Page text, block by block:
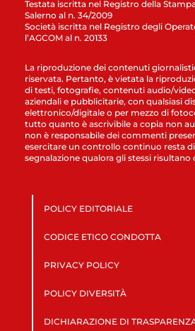
Testata iscritta nel Registro della
Salerno al n. 34/2009
Società iscritta nel Registro degli
l’AGCOM al n. 20133
La riproduzione dei contenuti
riservata. Pertanto, è vietata la
di testi, fotografie, contenuti audio/
aziendali e pubblicitarie, con qualsiasi
elettronico/digitale o per mezzo di
tutto quanto è ascrivibile a copia non
non è responsabile dei commenti
esercitare un controllo continuo resta
segnalazione qualora gli stessi risultano
POLICY EDITORIALE
CODICE ETICO CONDOTTA
PRIVACY POLICY
POLICY DIVERSITÀ
DICHIARAZIONE DI